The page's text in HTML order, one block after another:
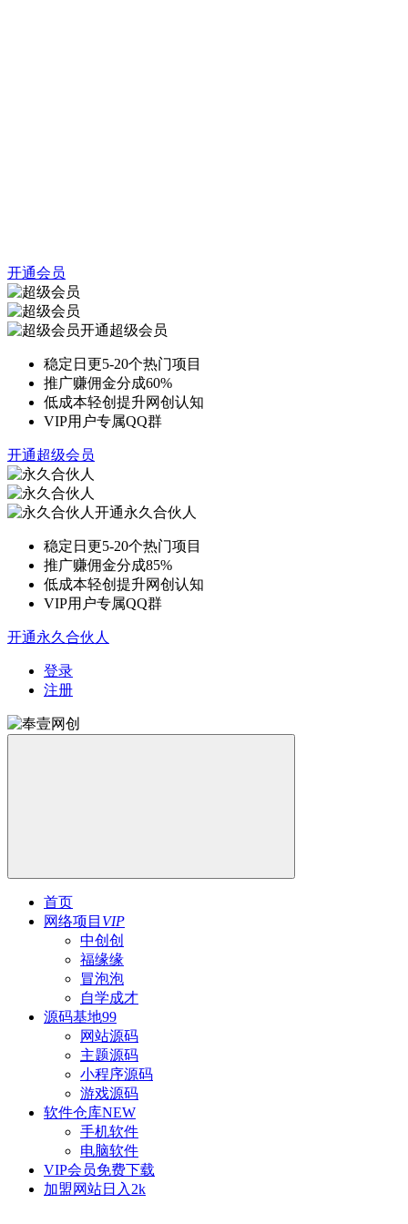
开通会员
开通超级会员
稳定日更5-20个热门项目
推广赚佣金分成60%
低成本轻创提升网创认知
VIP用户专属QQ群
开通超级会员
开通永久合伙人
稳定日更5-20个热门项目
推广赚佣金分成85%
低成本轻创提升网创认知
VIP用户专属QQ群
开通永久合伙人
登录
注册
首页
网络项目 VIP
中创创
福缘缘
冒泡泡
自学成才
源码基地99
网站源码
主题源码
小程序源码
游戏源码
软件仓库NEW
手机软件
电脑软件
VIP会员免费下载
加盟网站日入2k